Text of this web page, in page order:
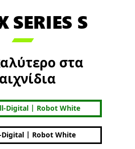
SERIES S

στα
Digital | Robot White
| Robot White